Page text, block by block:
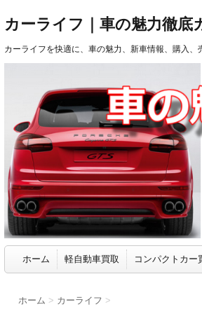
カーライフ｜車の魅力徹底
カーライフを快適に、車の魅力、新車情報、購入
ホーム 軽自動車買取 コンパクトカー
ホーム > カーライフ >